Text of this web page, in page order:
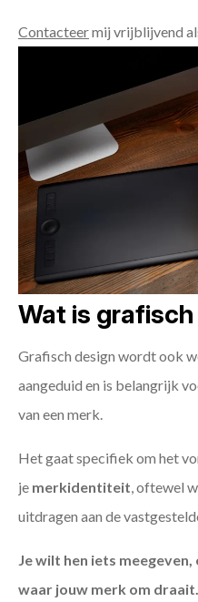
Contacteermij vrijblijvend
Wat is
Grafisch design wordt ook
aangeduid en is belangrijk
van een merk.
Het gaat specifiek om het
je merkidentiteit , oftewel
uitdragen aan de
Je wilt hen iets
waar jouw merk om